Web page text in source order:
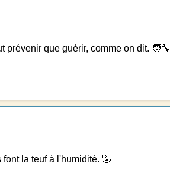
que guérir, comme on dit. 🧑‍🔧
la teuf à l'humidité. 🤣